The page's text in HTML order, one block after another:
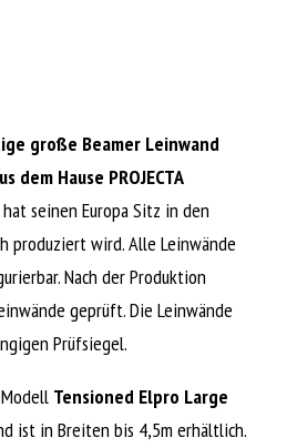
große Beamer Leinwand
dem Hause PROJECTA
hat seinen Europa Sitz in den
produziert wird. Alle Leinwände
Nach der Produktion
geprüft. Die Leinwände
Prüfsiegel.
Tensioned Elpro Large
ist in Breiten bis 4,5m erhältlich.